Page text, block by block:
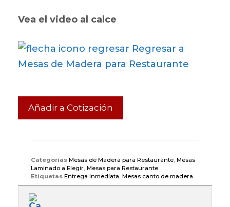
Vea el video al calce
Regresar a
Mesas de Madera para Restaurante
Añadir a Cotización
Categorías Mesas de Madera para Restaurante Mesas
Laminado a Elegir Mesas para Restaurante
Etiquetas Entrega Inmediata Mesas canto de madera